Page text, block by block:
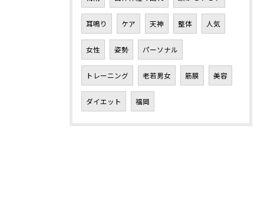
耳鳴り ケア 天神 整体 人気
女性 姿勢 パーソナル
トレーニング 老若男女 筋膜 美容
ダイエット 福岡